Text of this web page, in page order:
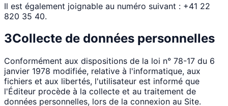
Il est également joignable au numéro suivant : +41 22
820 35 40.
3Collecte de données personnelles
Conformément aux dispositions de la loi n° 78-17 du 6
janvier 1978 modifiée, relative à l'informatique, aux
fichiers et aux libertés, l'utilisateur est informé que
l'Éditeur procède à la collecte et au traitement de
données personnelles, lors de la connexion au Site.